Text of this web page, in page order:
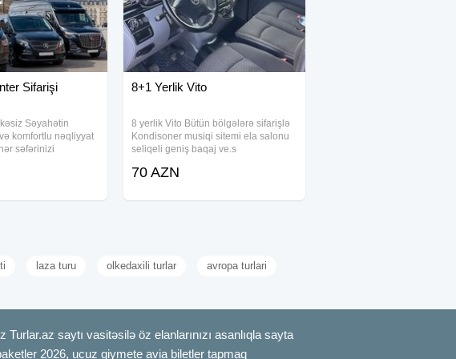
Sifarişi
Səyahətin
komfortlu nəqliyyat
səfərinizi
Yeni model
8+1 Yerlik Vito
8 yerlik Vito Bütün bölgələrə sifarişlə
Kondisoner musiqi sitemi ela salonu
seliqeli geniş baqaj ve.s
70 AZN
laza turu olkedaxili turlar avropa turlari
saytı vasitəsilə öz elanlarınızı asanlıqla sayta
2026, ucuz qiymete avia biletler tapmaq